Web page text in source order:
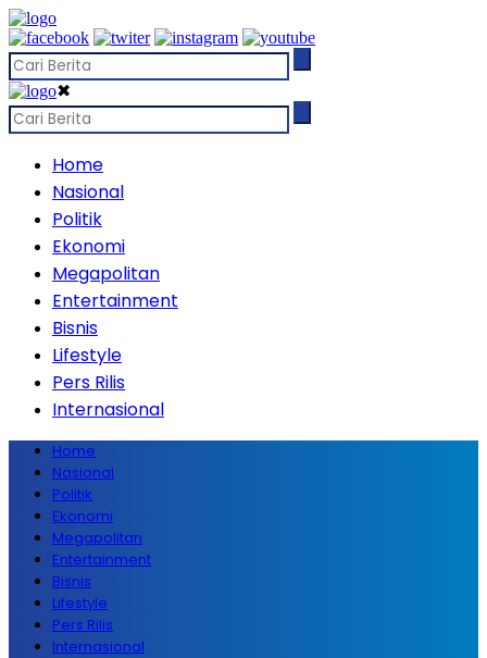
✖
Home
Nasional
Politik
Ekonomi
Megapolitan
Entertainment
Bisnis
Lifestyle
Pers Rilis
Internasional
Home
Nasional
Politik
Ekonomi
Megapolitan
Entertainment
Bisnis
Lifestyle
Pers Rilis
Internasional